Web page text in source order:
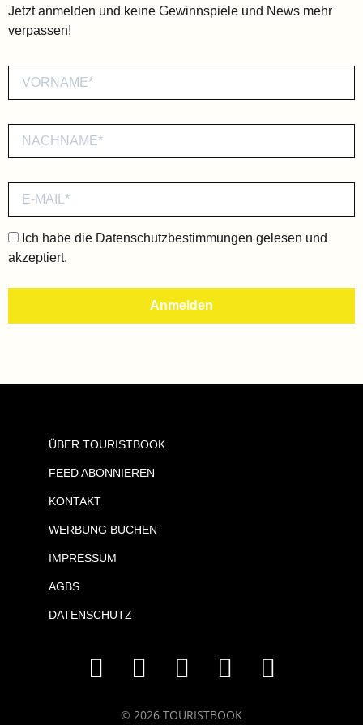
Jetzt anmelden und keine Gewinnspiele und News mehr
verpassen!
Ich habe die Datenschutzbestimmungen gelesen und
akzeptiert.
ÜBER TOURISTBOOK
FEED ABONNIEREN
KONTAKT
WERBUNG BUCHEN
IMPRESSUM
AGBS
DATENSCHUTZ
© 2026 TOURISTBOOK